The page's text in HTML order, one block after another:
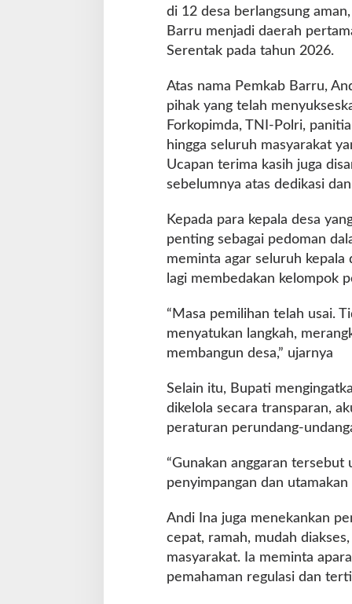
di 12 desa berlangsung
Barru menjadi daerah
Serentak pada tahun 2026.
Atas nama Pemkab Barru,
pihak yang telah
Forkopimda, TNI-Polri,
hingga seluruh masyarakat
Ucapan terima kasih juga
sebelumnya atas dedikasi
Kepada para kepala desa
penting sebagai pedoman
meminta agar seluruh kepala
lagi membedakan kelompok
“Masa pemilihan telah usai.
menyatukan langkah,
membangun desa,” ujarnya
Selain itu, Bupati
dikelola secara transparan,
peraturan perundang-
“Gunakan anggaran
penyimpangan dan
Andi Ina juga menekankan
cepat, ramah, mudah
masyarakat. Ia meminta
pemahaman regulasi dan